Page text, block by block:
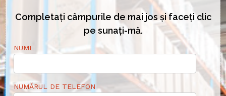
Completați câmpurile de mai jos și faceți clic
pe sunați-mă.
NUME
NUMĂRUL DE TELEFON